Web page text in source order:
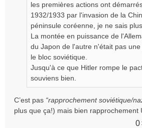
les premières actions ont
1932/1933 par l'invasion de la
péninsule coréenne, je ne sais
La montée en puissance de
du Japon de l'autre n'était pas
le bloc soviétique.
Jusqu'à ce que Hitler rompe le
souviens bien.
C’est pas “rapprochement soviétique/
plus que ça!) mais bien rapprochement
0